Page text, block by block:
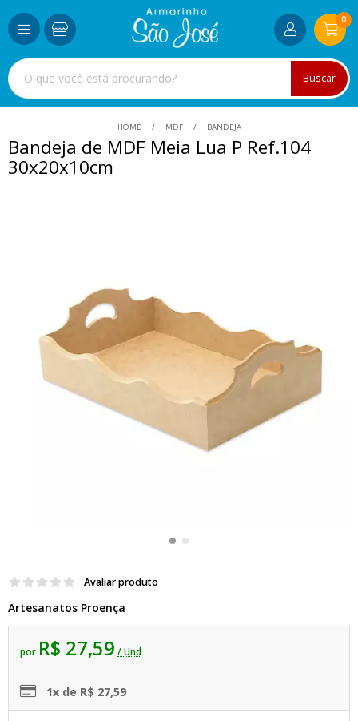
Buscar
0
HOME MDF BANDEJA
Bandeja de MDF Meia Lua P Ref.104
30x20x10cm
Avaliar produto
Artesanatos Proença
por R$ 27,59 / Und
1x de R$ 27,59